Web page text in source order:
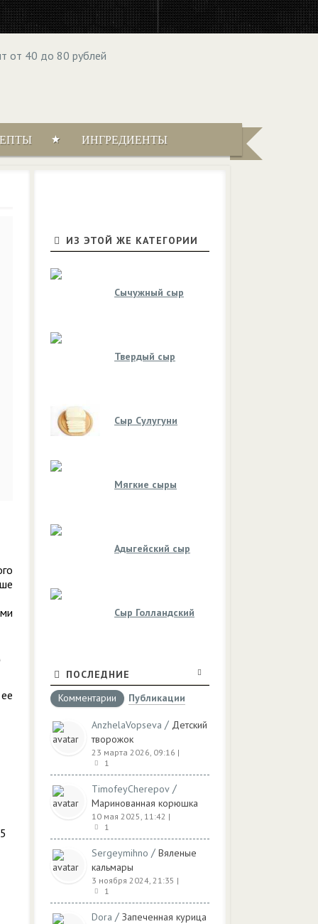
ИНГРЕДИЕНТЫ
ИЗ ЭТОЙ ЖЕ КАТЕГОРИИ
Сычужный сыр
Твердый сыр
Сыр Сулугуни
Мягкие сыры
Адыгейский сыр
Сыр Голландский
ПОСЛЕДНИЕ
Комментарии
Публикации
AnzhelaVopseva / Детский
творожок
23 марта 2026, 09:16 |
1
TimofeyCherepov /
Маринованная корюшка
10 мая 2025, 11:42 |
1
Sergeymihno / Вяленые
кальмары
3 ноября 2024, 21:35 |
1
Dora / Запеченная курица